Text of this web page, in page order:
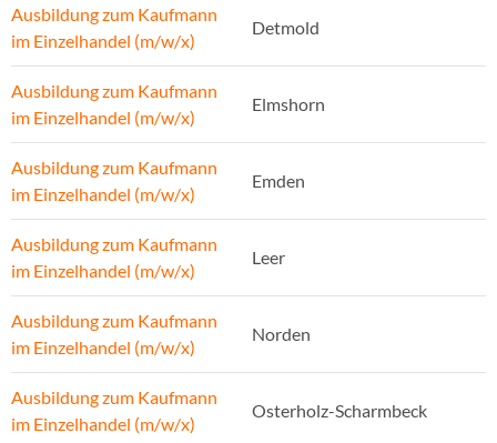
Ausbildung zum Kaufmann
im Einzelhandel (m/w/x)
Detmold
Ausbildung zum Kaufmann
im Einzelhandel (m/w/x)
Elmshorn
Ausbildung zum Kaufmann
im Einzelhandel (m/w/x)
Emden
Ausbildung zum Kaufmann
im Einzelhandel (m/w/x)
Leer
Ausbildung zum Kaufmann
im Einzelhandel (m/w/x)
Norden
Ausbildung zum Kaufmann
im Einzelhandel (m/w/x)
Osterholz-Scharmbeck